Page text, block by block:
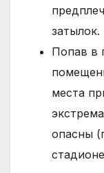
затылок.
Попав в
места
опасны